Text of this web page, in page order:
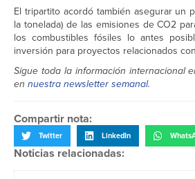
El tripartito acordó también asegurar un
la tonelada) de las emisiones de CO2
los combustibles fósiles lo antes
inversión para proyectos relacionados
Sigue toda la información internacional
en nuestra newsletter semanal.
Compartir nota:
Twitter LinkedIn
Noticias relacionadas: